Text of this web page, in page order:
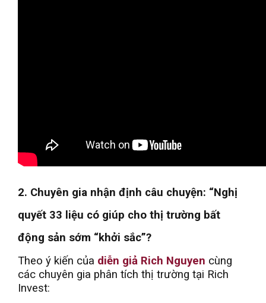
2. Chuyên gia nhận định câu chuyện: “Nghị
quyết 33 liệu có giúp cho thị trường bất
động sản sớm “khởi sắc”?
Theo ý kiến của diễn giả Rich Nguyen cùng
các chuyên gia phân tích thị trường tại Rich
Invest: